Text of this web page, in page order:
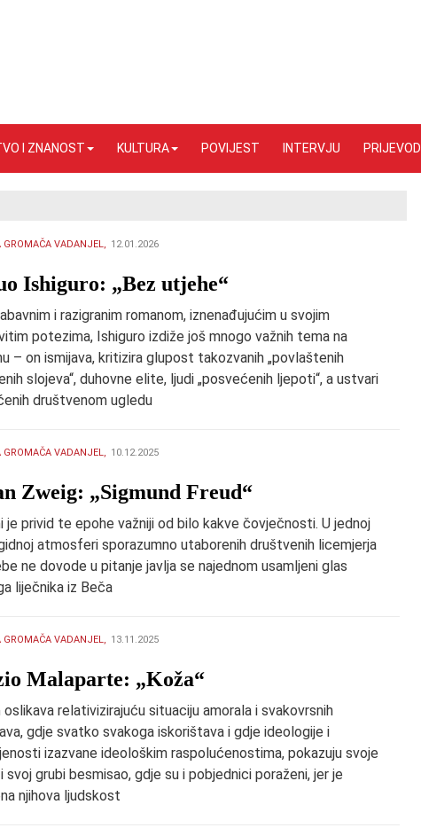
I ZNANOST KULTURA POVIJEST INTERVJU PRIJEVODI
GROMAČA VADANJEL, 12.01.2026
Ishiguro: „Bez utjehe“
i razigranim romanom, iznenađujućim u svojim
potezima, Ishiguro izdiže još mnogo važnih tema na
– on ismijava, kritizira glupost takozvanih „povlaštenih
slojeva“, duhovne elite, ljudi „posvećenih ljepoti“, a ustvari
društvenom ugledu
GROMAČA VADANJEL, 10.12.2025
Zweig: „Sigmund Freud“
je privid te epohe važniji od bilo kakve čovječnosti. U jednoj
atmosferi sporazumno utaborenih društvenih licemjerja
ne dovode u pitanje javlja se najednom usamljeni glas
liječnika iz Beča
GROMAČA VADANJEL, 13.11.2025
Malaparte: „Koža“
oslikava relativizirajuću situaciju amorala i svakovrsnih
gdje svatko svakoga iskorištava i gdje ideologije i
izazvane ideološkim raspolućenostima, pokazuju svoje
svoj grubi besmisao, gdje su i pobjednici poraženi, jer je
njihova ljudskost